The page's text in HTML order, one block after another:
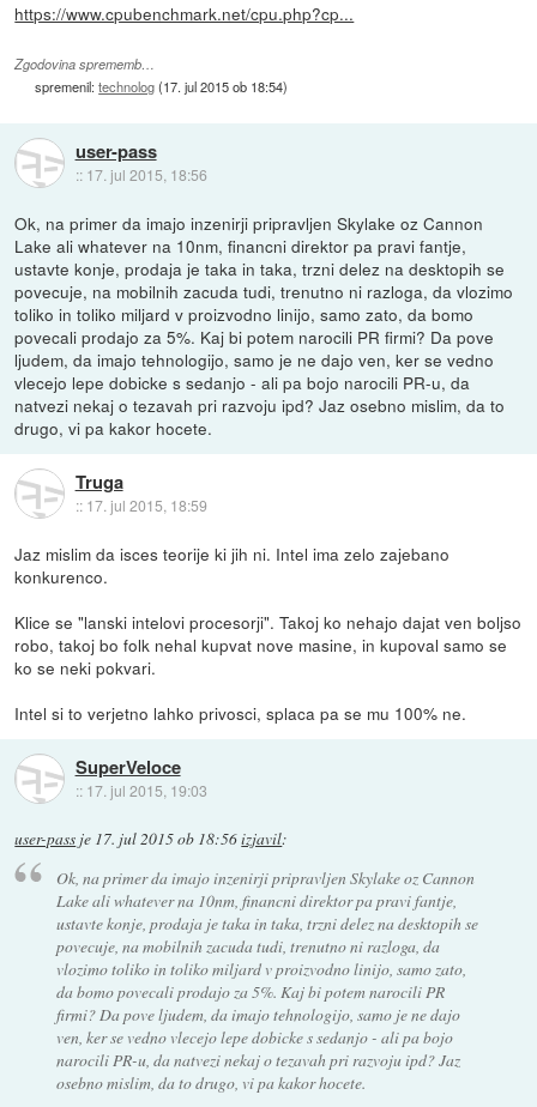
https://www.cpubenchmark.net/cpu.php?cp...
Zgodovina sprememb…
spremenil:technolog(17. jul 2015 ob 18:54)
user-pass
:: 17. jul 2015, 18:56
Ok, na primer da imajo inzenirji pripravljen Skylake oz Cannon
Lake ali whatever na 10nm, financni direktor pa pravi fantje,
ustavte konje, prodaja je taka in taka, trzni delez na desktopih se
povecuje, na mobilnih zacuda tudi, trenutno ni razloga, da vlozimo
toliko in toliko miljard v proizvodno linijo, samo zato, da bomo
povecali prodajo za 5%. Kaj bi potem narocili PR firmi? Da pove
ljudem, da imajo tehnologijo, samo je ne dajo ven, ker se vedno
vlecejo lepe dobicke s sedanjo - ali pa bojo narocili PR-u, da
natvezi nekaj o tezavah pri razvoju ipd? Jaz osebno mislim, da to
drugo, vi pa kakor hocete.
Truga
:: 17. jul 2015, 18:59
Jaz mislim da isces teorije ki jih ni. Intel ima zelo zajebano
konkurenco.
Klice se "lanski intelovi procesorji". Takoj ko nehajo dajat ven boljso
robo, takoj bo folk nehal kupvat nove masine, in kupoval samo se
ko se neki pokvari.
Intel si to verjetno lahko privosci, splaca pa se mu 100% ne.
SuperVeloce
:: 17. jul 2015, 19:03
user-pass je 17. jul 2015 ob 18:56izjavil:
Ok, na primer da imajo inzenirji pripravljen Skylake oz Cannon
Lake ali whatever na 10nm, financni direktor pa pravi fantje,
ustavte konje, prodaja je taka in taka, trzni delez na desktopih se
povecuje, na mobilnih zacuda tudi, trenutno ni razloga, da
vlozimo toliko in toliko miljard v proizvodno linijo, samo zato,
da bomo povecali prodajo za 5%. Kaj bi potem narocili PR
firmi? Da pove ljudem, da imajo tehnologijo, samo je ne dajo
ven, ker se vedno vlecejo lepe dobicke s sedanjo - ali pa bojo
narocili PR-u, da natvezi nekaj o tezavah pri razvoju ipd? Jaz
osebno mislim, da to drugo, vi pa kakor hocete.